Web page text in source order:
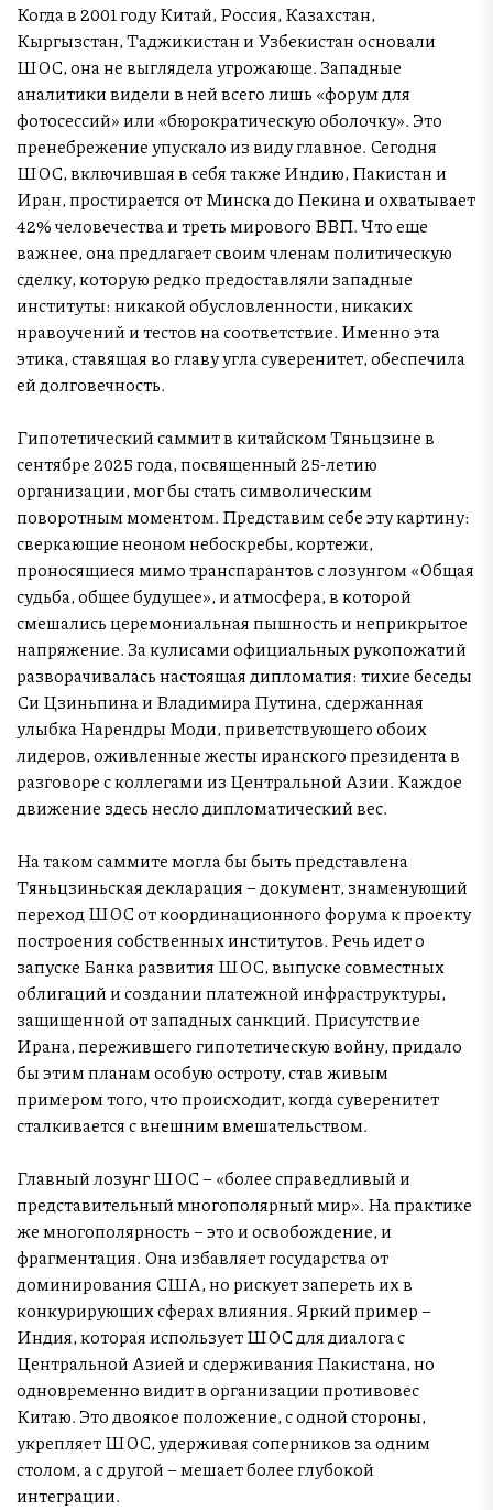
Когда в 2001 году Китай, Россия, Казахстан,
Кыргызстан, Таджикистан и Узбекистан основали
ШОС, она не выглядела угрожающе. Западные
аналитики видели в ней всего лишь «форум для
фотосессий» или «бюрократическую оболочку». Это
пренебрежение упускало из виду главное. Сегодня
ШОС, включившая в себя также Индию, Пакистан и
Иран, простирается от Минска до Пекина и охватывает
42% человечества и треть мирового ВВП. Что еще
важнее, она предлагает своим членам политическую
сделку, которую редко предоставляли западные
институты: никакой обусловленности, никаких
нравоучений и тестов на соответствие. Именно эта
этика, ставящая во главу угла суверенитет, обеспечила
ей долговечность.
Гипотетический саммит в китайском Тяньцзине в
сентябре 2025 года, посвященный 25-летию
организации, мог бы стать символическим
поворотным моментом. Представим себе эту картину:
сверкающие неоном небоскребы, кортежи,
проносящиеся мимо транспарантов с лозунгом «Общая
судьба, общее будущее», и атмосфера, в которой
смешались церемониальная пышность и неприкрытое
напряжение. За кулисами официальных рукопожатий
разворачивалась настоящая дипломатия: тихие беседы
Си Цзиньпина и Владимира Путина, сдержанная
улыбка Нарендры Моди, приветствующего обоих
лидеров, оживленные жесты иранского президента в
разговоре с коллегами из Центральной Азии. Каждое
движение здесь несло дипломатический вес.
На таком саммите могла бы быть представлена
Тяньцзиньская декларация – документ, знаменующий
переход ШОС от координационного форума к проекту
построения собственных институтов. Речь идет о
запуске Банка развития ШОС, выпуске совместных
облигаций и создании платежной инфраструктуры,
защищенной от западных санкций. Присутствие
Ирана, пережившего гипотетическую войну, придало
бы этим планам особую остроту, став живым
примером того, что происходит, когда суверенитет
сталкивается с внешним вмешательством.
Главный лозунг ШОС – «более справедливый и
представительный многополярный мир». На практике
же многополярность – это и освобождение, и
фрагментация. Она избавляет государства от
доминирования США, но рискует запереть их в
конкурирующих сферах влияния. Яркий пример –
Индия, которая использует ШОС для диалога с
Центральной Азией и сдерживания Пакистана, но
одновременно видит в организации противовес
Китаю. Это двоякое положение, с одной стороны,
укрепляет ШОС, удерживая соперников за одним
столом, а с другой – мешает более глубокой
интеграции.